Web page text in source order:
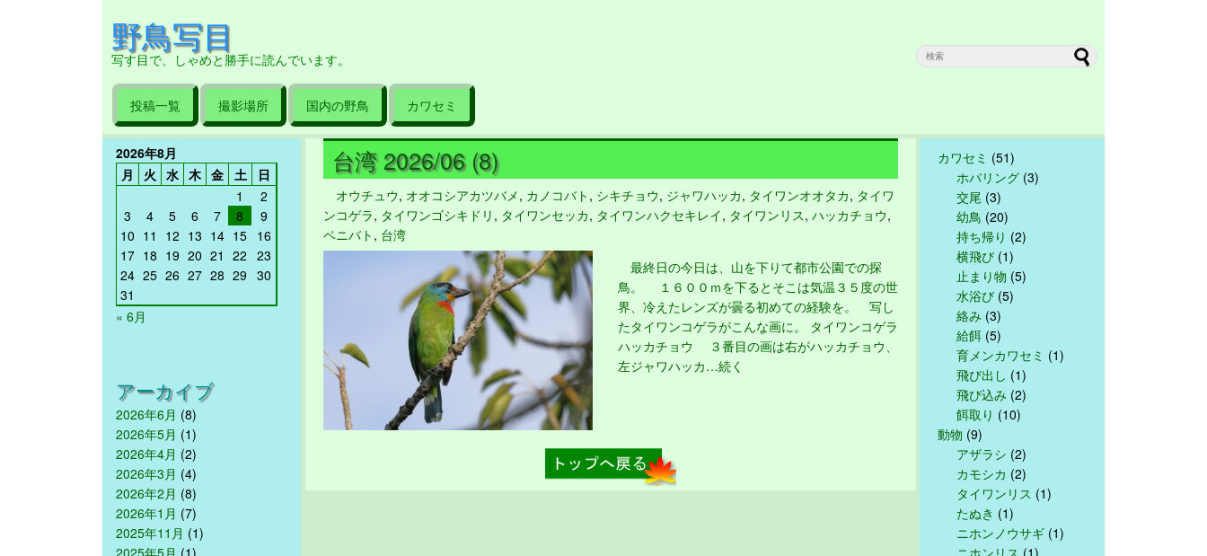
野鳥写目
写す目で、しゃめと勝手に読んでいます。
投稿一覧 撮影場所 国内の野鳥 カワセミ
2026年8月
月
火 水 木 金 土
日
1
2
3
4 5 6 7 8
9
10 11 12 13 14 15 16
17 18 19 20 21 22 23
24 25 26 27 28 29 30
31
« 6月
アーカイブ
2026年6月 (8)
2026年5月 (1)
2026年4月 (2)
2026年3月 (4)
2026年2月 (8)
2026年1月 (7)
2025年11月 (1)
2025年5月 (1)
台湾 2026/06 (8)
オウチュウ, オオコシアカツバメ, カノコバト , シキチョウ, ジャワハッカ, タイワンオオタカ, タイワ
ンコゲラ, タイワンゴシキドリ , タイワンセッカ, タイワンハクセキレイ, タイワンリス, ハッカチョウ,
ベニバト , 台湾
最終日の今日は、山を下りて都市公園での探
鳥。 １６００ｍを下るとそこは気温３５度の世
界、冷えたレンズが曇る初めての経験を。 写し
たタイワンコゲラがこんな画に。 タイワンコゲラ
ハッカチョウ ３番目の画は右がハッカチョウ、
左ジャワハッカ…続く
カワセミ (51)
ホバリング (3)
交尾 (3)
幼鳥 (20)
持ち帰り (2)
横飛び (1)
止まり物 (5)
水浴び (5)
絡み (3)
給餌 (5)
育メンカワセミ (1)
飛び出し (1)
飛び込み (2)
餌取り (10)
動物 (9)
アザラシ (2)
カモシカ (2)
タイワンリス (1)
たぬき (1)
ニホンノウサギ (1)
ニホンリス (1)